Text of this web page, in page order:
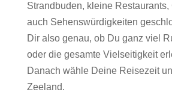
Strandbuden, kleine Restaurants,
auch Sehenswürdigkeiten
Dir also genau, ob Du ganz viel
oder die gesamte Vielseitigkeit
Danach wähle Deine Reisezeit
Zeeland.